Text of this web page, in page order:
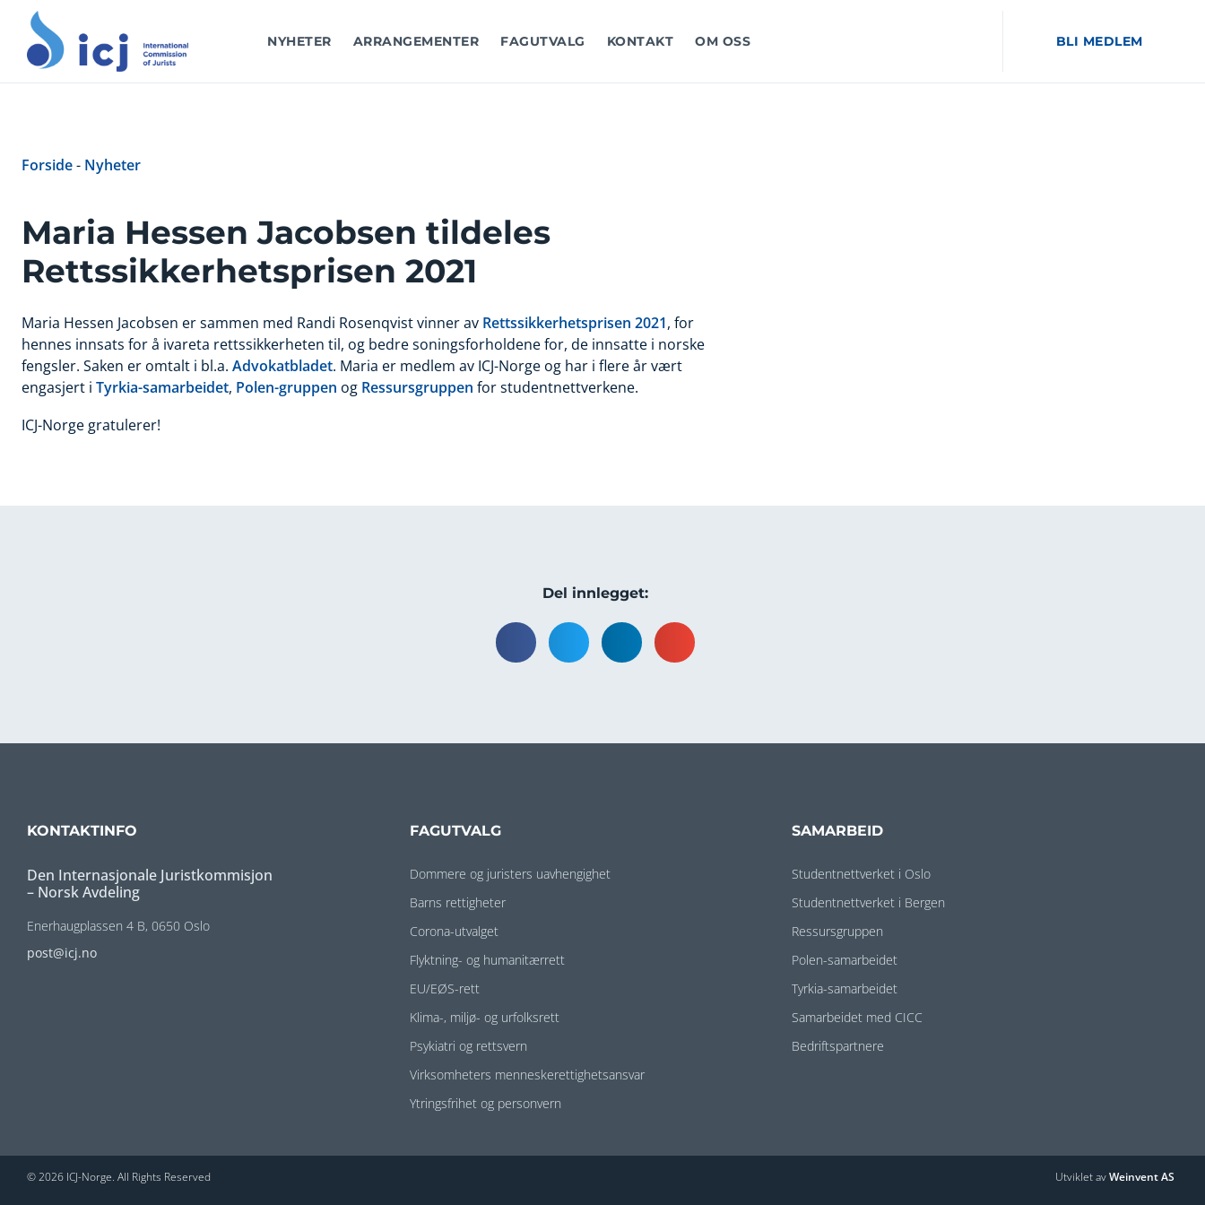
NYHETER ARRANGEMENTER FAGUTVALG KONTAKT OM OSS BLI MEDLEM
Forside- Nyheter
Maria Hessen Jacobsen tildeles
Rettssikkerhetsprisen 2021
Maria Hessen Jacobsen er sammen med Randi Rosenqvist vinner av Rettssikkerhetsprisen 2021, for
hennes innsats for å ivareta rettssikkerheten til, og bedre soningsforholdene for, de innsatte i norske
fengsler. Saken er omtalt i bl.a. Advokatbladet. Maria er medlem av ICJ-Norge og har i flere år vært
engasjert i Tyrkia-samarbeidet, Polen-gruppen og Ressursgruppen for studentnettverkene.
ICJ-Norge gratulerer!
Del innlegget:
KONTAKTINFO
Den Internasjonale Juristkommisjon
– Norsk Avdeling
Enerhaugplassen 4 B, 0650 Oslo
post@icj.no
FAGUTVALG
Dommere og juristers uavhengighet
Barns rettigheter
Corona-utvalget
Flyktning- og humanitærrett
EU/EØS-rett
Klima-, miljø- og urfolksrett
Psykiatri og rettsvern
Virksomheters menneskerettighetsansvar
Ytringsfrihet og personvern
SAMARBEID
Studentnettverket i Oslo
Studentnettverket i Bergen
Ressursgruppen
Polen-samarbeidet
Tyrkia-samarbeidet
Samarbeidet med CICC
Bedriftspartnere
© 2026 ICJ-Norge. All Rights Reserved Utviklet avWeinvent AS